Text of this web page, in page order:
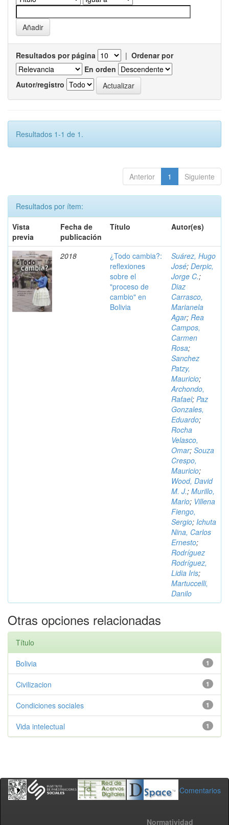
Resultados por página | Ordenar por
En orden
Autor/registro
Resultados 1-1 de 1.
Anterior 1 Siguiente
Resultados por ítem:
Vista
previa
Fecha de
publicación
Título Autor(es)
2018
¿Todo cambia?:
reflexiones
sobre el
"proceso de
cambio" en
Bolivia
Suárez, Hugo
José; Derpic,
Jorge C.;
Diaz
Carrasco,
Marianela
Agar; Rea
Campos,
Carmen
Rosa;
Sanchez
Patzy,
Mauricio;
Archondo,
Rafael; Paz
Gonzales,
Eduardo;
Rocha
Velasco,
Omar; Souza
Crespo,
Mauricio;
Wood, David
M. J.; Murillo,
Mario; Villena
Fiengo,
Sergio; Ichuta
Nina, Carlos
Ernesto;
Rodríguez
Rodríguez,
Lidia Iris;
Martuccelli,
Danilo
Otras opciones relacionadas
Título
1
Bolivia
1
Civilizacion
1
Condiciones sociales
1
Vida intelectual
Comentarios
Normatividad